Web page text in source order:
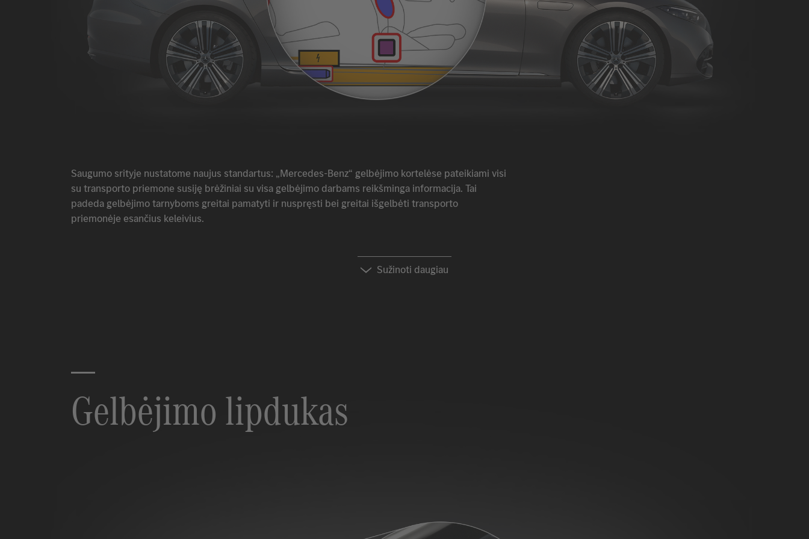
Saugumo srityje nustatome naujus standartus: „Mercedes-Benz“ gelbėjimo kortelėse pateikiami visi
su transporto priemone susiję brėžiniai su visa gelbėjimo darbams reikšminga informacija. Tai
padeda gelbėjimo tarnyboms greitai pamatyti ir nuspręsti bei greitai išgelbėti transporto
priemonėje esančius keleivius.
Sužinoti daugiau
Gelbėjimo lipdukas